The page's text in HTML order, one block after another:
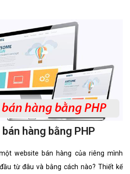
hàng bằng PHP
website bán hàng của riêng mình
từ đâu và bằng cách nào? Thiết kế